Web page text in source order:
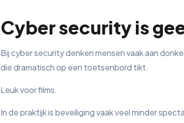
Cyber security is
Bij cyber security denken mensen vaak aan
die dramatisch op een toetsenbord tikt.
Leuk voor films.
In de praktijk is beveiliging vaak veel minder